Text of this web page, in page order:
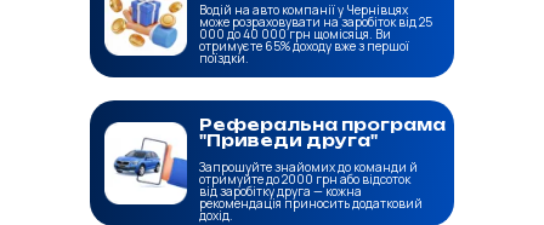
Запрошуйте знайомих до команди й
отримуйте до 2000 грн або відсоток
від заробітку друга — кожна
рекомендація приносить додатковий
дохід.
Реферальна програма
"Приведи друга"
Водій на авто компанії у Чернівцях
може розраховувати на заробіток від 25
000 до 40 000 грн щомісяця. Ви
отримуєте 65% доходу вже з першої
поїздки.